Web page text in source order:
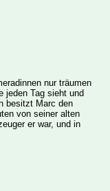
nur träumen
jeden Tag sieht und
besitzt Marc den
von seiner alten
er war, und in